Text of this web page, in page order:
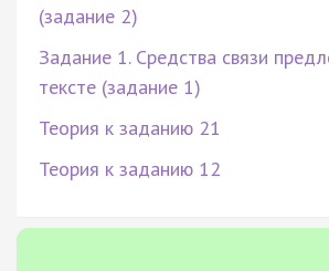
(задание 2)
Задание 1. Средства связи
тексте (задание 1)
Теория к заданию 21
Теория к заданию 12